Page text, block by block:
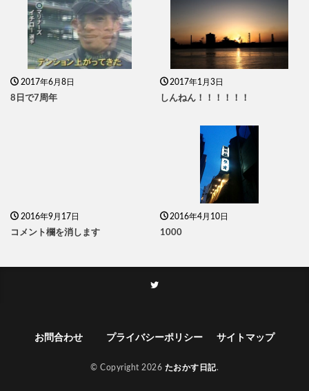
2017年6月8日
8日で7周年
2017年1月3日
しんねん！！！！！！
2016年9月17日
コメント欄を消します
2016年4月10日
1000
お問合わせ プライバシーポリシー サイトマップ
© Copyright 2026 たおかす日記.